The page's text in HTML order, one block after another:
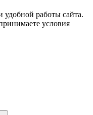
работы сайта.
условия